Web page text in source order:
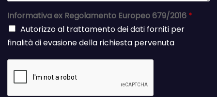
Informativa ex Regolamento Europeo 679/2016 *
Autorizzo al trattamento dei dati forniti per
finalità di evasione della richiesta pervenuta